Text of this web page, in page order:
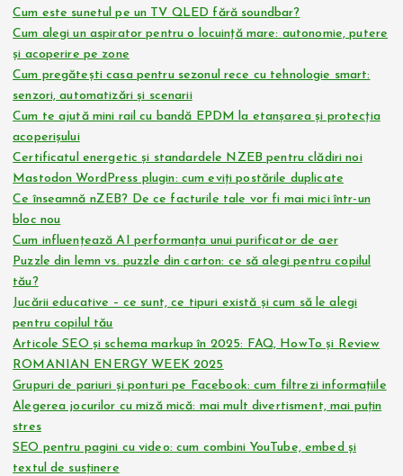
Cum este sunetul pe un TV QLED fără soundbar?
Cum alegi un aspirator pentru o locuință mare: autonomie, putere
și acoperire pe zone
Cum pregătești casa pentru sezonul rece cu tehnologie smart:
senzori, automatizări și scenarii
Cum te ajută mini rail cu bandă EPDM la etanșarea și protecția
acoperișului
Certificatul energetic și standardele NZEB pentru clădiri noi
Mastodon WordPress plugin: cum eviți postările duplicate
Ce înseamnă nZEB? De ce facturile tale vor fi mai mici într-un
bloc nou
Cum influențează AI performanța unui purificator de aer
Puzzle din lemn vs. puzzle din carton: ce să alegi pentru copilul
tău?
Jucării educative – ce sunt, ce tipuri există și cum să le alegi
pentru copilul tău
Articole SEO și schema markup în 2025: FAQ, HowTo și Review
ROMANIAN ENERGY WEEK 2025
Grupuri de pariuri și ponturi pe Facebook: cum filtrezi informațiile
Alegerea jocurilor cu miză mică: mai mult divertisment, mai puțin
stres
SEO pentru pagini cu video: cum combini YouTube, embed și
textul de susținere